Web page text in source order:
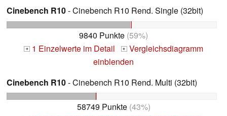
Cinebench R10- Cinebench R10 Rend. Single (32bit)
9840 Punkte (59%)
+ 1 Einzelwerte im Detail + Vergleichsdiagramm
einblenden
Cinebench R10- Cinebench R10 Rend. Multi (32bit)
58749 Punkte(43%)